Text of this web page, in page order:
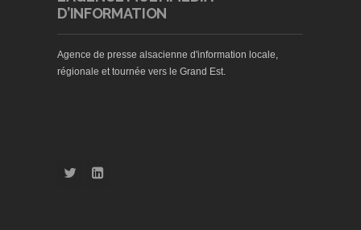
D’INFORMATION
Agence de presse alsacienne d'information locale,
régionale et tournée vers le Grand Est.